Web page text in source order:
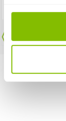
Contactati-ne pentru